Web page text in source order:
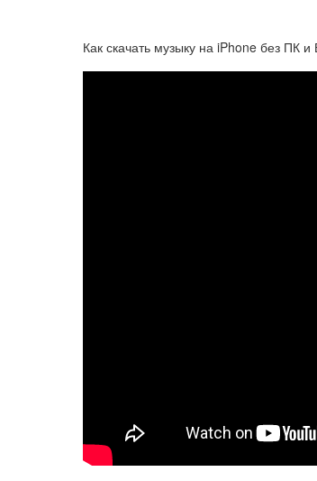
Как скачать музыку на iPhone без